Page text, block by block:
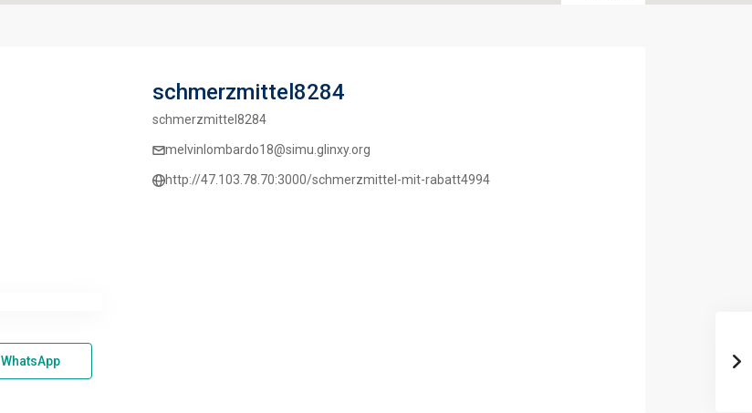
schmerzmittel8284
schmerzmittel8284
melvinlombardo18@simu.glinxy.org
http://47.103.78.70:3000/schmerzmittel-mit-rabatt4994
WhatsApp